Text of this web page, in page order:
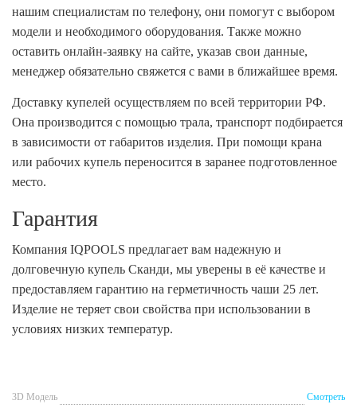
нашим специалистам по телефону, они помогут с выбором
модели и необходимого оборудования. Также можно
оставить онлайн-заявку на сайте, указав свои данные,
менеджер обязательно свяжется с вами в ближайшее время.
Доставку купелей осуществляем по всей территории РФ.
Она производится с помощью трала, транспорт подбирается
в зависимости от габаритов изделия. При помощи крана
или рабочих купель переносится в заранее подготовленное
место.
Гарантия
Компания IQPOOLS предлагает вам надежную и
долговечную купель Сканди, мы уверены в её качестве и
предоставляем гарантию на герметичность чаши 25 лет.
Изделие не теряет свои свойства при использовании в
условиях низких температур.
3D Модель
Смотреть